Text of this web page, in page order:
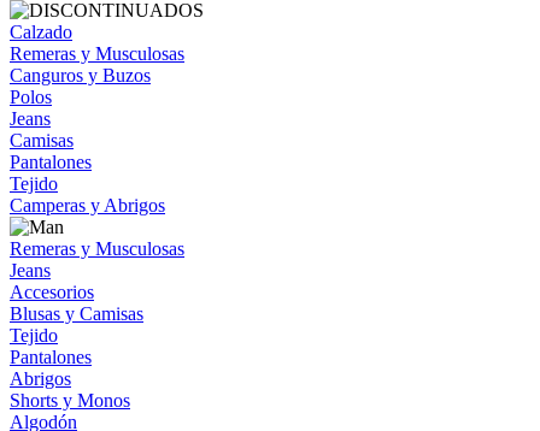
Calzado
Remeras y Musculosas
Canguros y Buzos
Polos
Jeans
Camisas
Pantalones
Tejido
Camperas y Abrigos
Remeras y Musculosas
Jeans
Accesorios
Blusas y Camisas
Tejido
Pantalones
Abrigos
Shorts y Monos
Algodón